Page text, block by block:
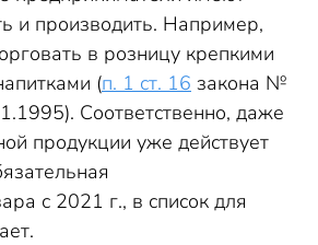
и производить. Например,
в розницу крепкими
(п. 1 ст. 16 закона №
Соответственно, даже
продукции уже действует
с 2021 г., в список для